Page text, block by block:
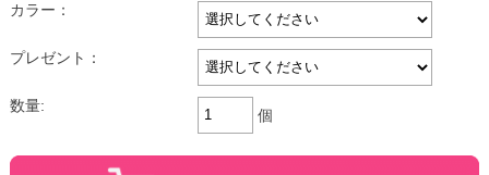
カラー：
プレゼント：
数量:
個